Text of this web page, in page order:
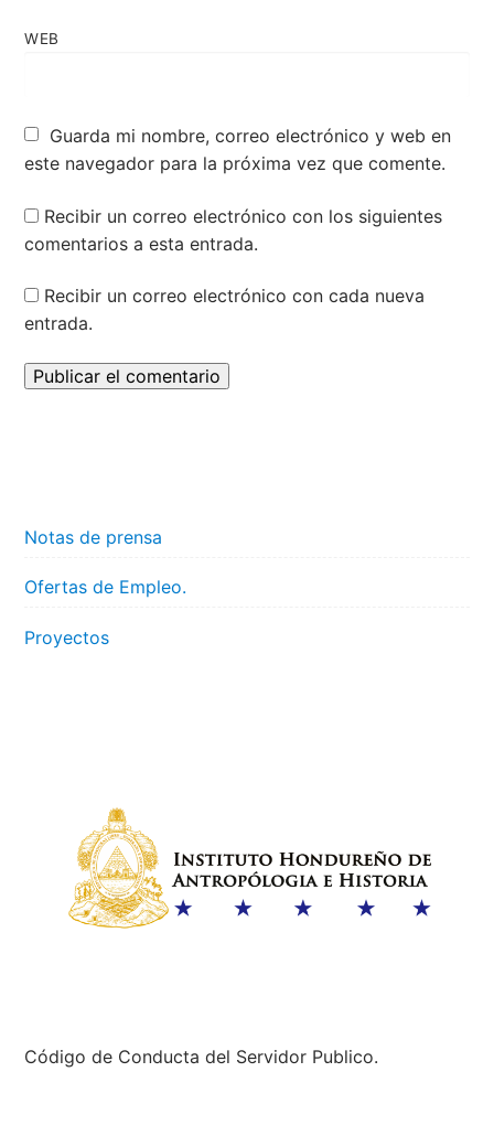
WEB
Guarda mi nombre, correo electrónico y web en
este navegador para la próxima vez que comente.
Recibir un correo electrónico con los siguientes
comentarios a esta entrada.
Recibir un correo electrónico con cada nueva
entrada.
Notas de prensa
Ofertas de Empleo.
Proyectos
Código de Conducta del Servidor Publico.